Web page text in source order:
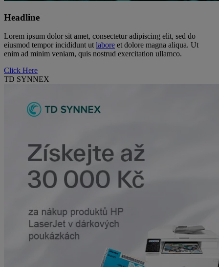
Headline
Lorem ipsum dolor sit amet, consectetur adipiscing elit, sed do
eiusmod tempor incididunt ut labore et dolore magna aliqua. Ut
enim ad minim veniam, quis nostrud exercitation ullamco.
Click Here
TD SYNNEX